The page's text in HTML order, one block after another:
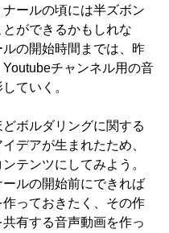
ナールの頃には半ズボン
ができるかもしれな
の開始時間までは、昨
Youtubeチャンネル用の音
ていく。
ボルダリングに関する
デアが生まれたため、
テンツにしてみよう。
ールの開始前にできれば
っておきたく、その作
有する音声動画を作っ